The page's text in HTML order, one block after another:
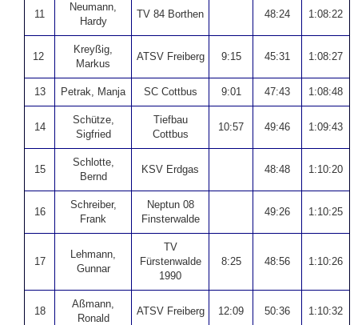
11
Neumann,
Hardy
TV 84 Borthen 48:24 1:08:22
12
Kreyßig,
Markus
ATSV Freiberg 9:15 45:31 1:08:27
13 Petrak, Manja SC Cottbus 9:01 47:43 1:08:48
14
Schütze,
Sigfried
Tiefbau
Cottbus
10:57 49:46 1:09:43
15
Schlotte,
Bernd
KSV Erdgas 48:48 1:10:20
16
Schreiber,
Frank
Neptun 08
Finsterwalde
49:26 1:10:25
17
Lehmann,
Gunnar
TV
Fürstenwalde
1990
8:25 48:56 1:10:26
18
Aßmann,
Ronald
ATSV Freiberg 12:09 50:36 1:10:32